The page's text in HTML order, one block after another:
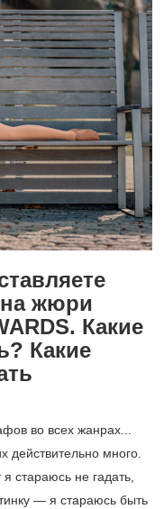
жюри
Какие
Какие
во всех жанрах...
действительно много.
стараюсь не гадать,
— я стараюсь быть